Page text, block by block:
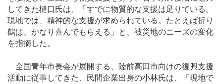
してきた樋口氏は、「すでに物質的な支援は足りている。
現地では、精神的な支援が求められている。たとえば折り
鶴は、かなり喜んでもらえる」と、被災地のニーズの変化
を指摘した。
全国青年市長会が展開する、陸前高田市向けの復興支援
活動に従事してきた、民間企業出身の小林氏は、「現地で